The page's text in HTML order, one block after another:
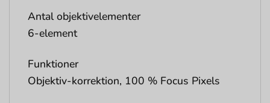
Antal objektivelementer
6-element
Funktioner
Objektiv-korrektion, 100 % Focus Pixels